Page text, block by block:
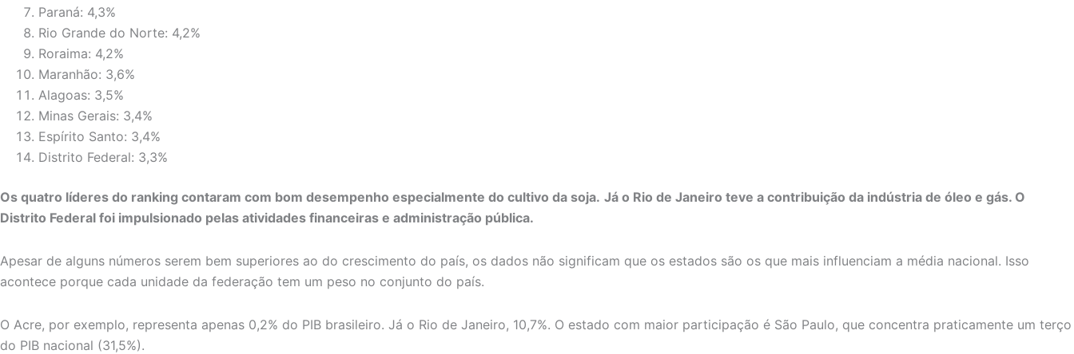
Paraná: 4,3%
Rio Grande do Norte: 4,2%
Roraima: 4,2%
Maranhão: 3,6%
Alagoas: 3,5%
Minas Gerais: 3,4%
Espírito Santo: 3,4%
Distrito Federal: 3,3%
Os quatro líderes do ranking contaram com bom desempenho especialmente do cultivo da soja. Já o Rio de Janeiro teve a contribuição da indústria de óleo e gás. O
Distrito Federal foi impulsionado pelas atividades financeiras e administração pública.
Apesar de alguns números serem bem superiores ao do crescimento do país, os dados não significam que os estados são os que mais influenciam a média nacional. Isso
acontece porque cada unidade da federação tem um peso no conjunto do país.
O Acre, por exemplo, representa apenas 0,2% do PIB brasileiro. Já o Rio de Janeiro, 10,7%. O estado com maior participação é São Paulo, que concentra praticamente um terço
do PIB nacional (31,5%).